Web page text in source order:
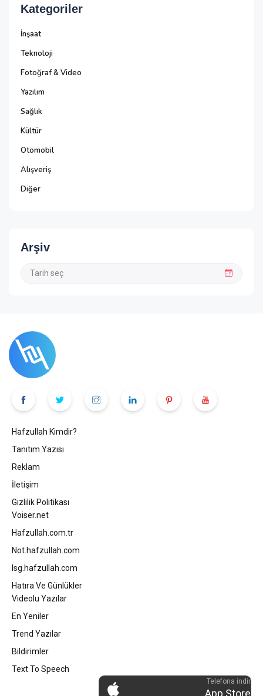
Kategoriler
İnşaat
Teknoloji
Fotoğraf & Video
Yazılım
Sağlık
Kültür
Otomobil
Alışveriş
Diğer
Arşiv
Hafzullah Kimdir?
Tanıtım Yazısı
Reklam
İletişim
Gizlilik Politikası
Voiser.net
Hafzullah.com.tr
Not.hafzullah.com
Isg.hafzullah.com
Hatıra Ve Günlükler
Videolu Yazılar
En Yeniler
Trend Yazılar
Bildirimler
Text To Speech
Telefona indir